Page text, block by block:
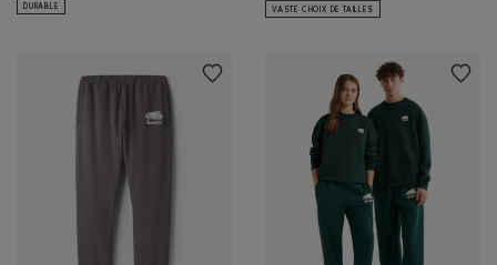
DURABLE VASTE CHOIX DE TAILLES